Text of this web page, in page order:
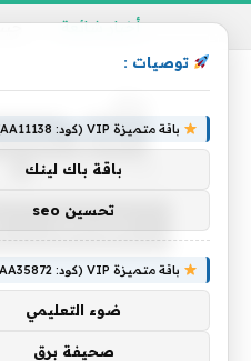
أخبار شائعة
توصيات :
باقة متميزة VIP (كود: AA11138):
باقة باك لينك
تحسين seo
باقة متميزة VIP (كود: AA35872):
ضوء التعليمي
صحيفة برق